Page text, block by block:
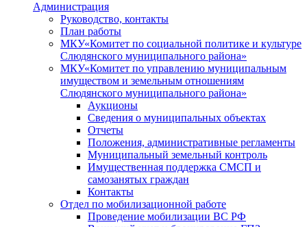
Администрация
Руководство, контакты
План работы
МКУ«Комитет по социальной политике и культуре
Слюдянского муниципального района»
МКУ«Комитет по управлению муниципальным
имуществом и земельным отношениям
Слюдянского муниципального района»
Аукционы
Сведения о муниципальных объектах
Отчеты
Положения, административные регламенты
Муниципальный земельный контроль
Имущественная поддержка СМСП и
самозанятых граждан
Контакты
Отдел по мобилизационной работе
Проведение мобилизации ВС РФ